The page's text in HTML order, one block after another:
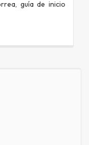
guía de inicio